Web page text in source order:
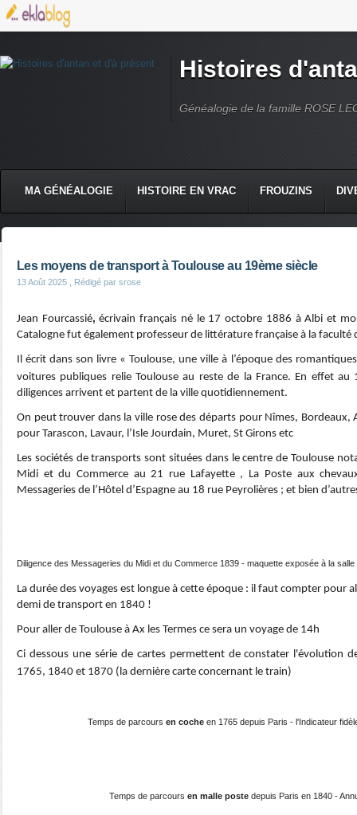
Histoires
Généalogie de la famille ROSE
MA GÉNÉALOGIE HISTOIRE EN VRAC FROUZINS
Les moyens de transport à Toulouse au 19ème siècle
13 Août 2025 , Rédigé par srose
Jean Fourcassié,écrivain français né le 17 octobre 1886 à Albi et
Catalogne fut également professeur de littérature française à la faculté
Il écrit dans son livre « Toulouse, une ville à l’époque des
voitures publiques relie Toulouse au reste de la France. En effet au
diligences arrivent et partent de la ville quotidiennement.
On peut trouver dans la ville rose des départs pour Nîmes, Bordeaux,
pour Tarascon, Lavaur, l’Isle Jourdain, Muret, St Girons etc
Les sociétés de transports sont situées dans le centre de Toulouse
Midi et du Commerce au 21 rue Lafayette , La Poste aux
Messageries de l’Hôtel d’Espagne au 18 rue Peyrolières ; et bien
Diligence des Messageries du Midi et du Commerce 1839 - maquette exposée à la
La durée des voyages est longue à cette époque : il faut compter pour
demi de transport en 1840 !
Pour aller de Toulouse à Ax les Termes ce sera un voyage de 14h
Ci dessous une série de cartes permettent de constater l'évolution
1765, 1840 et 1870 (la dernière carte concernant le train)
Temps de parcoursen coche en 1765 depuis Paris - l'Indicateur
Temps de parcoursen malle poste depuis Paris en 1840 -